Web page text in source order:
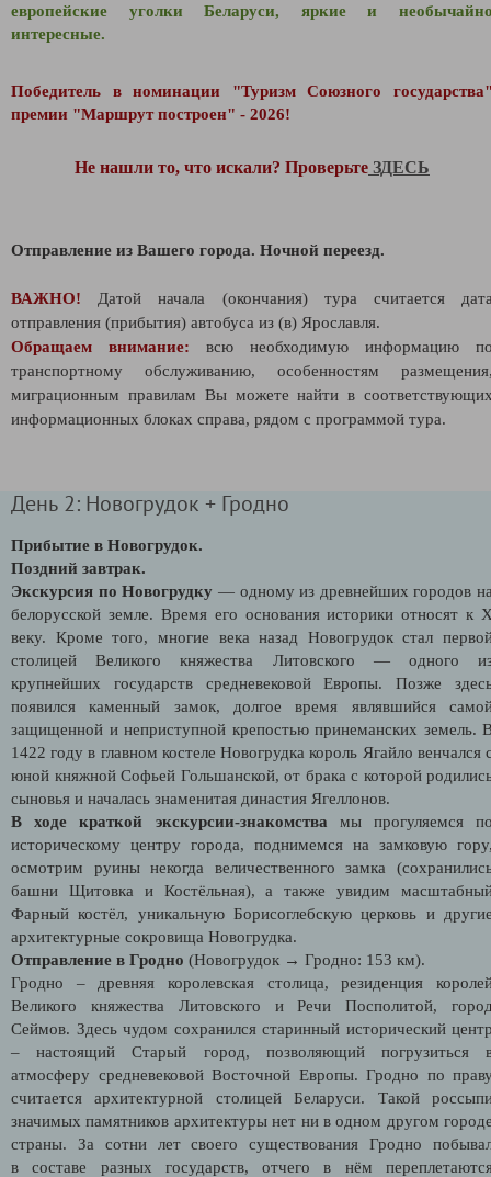
европейские уголки Беларуси, яркие и
интересные.
Победитель в номинации "Туризм Союзного
премии "Маршрут построен" - 2026!
Не нашли то, что искали? Проверьте ЗДЕСЬ
Отправление из Вашего города. Ночной переезд.
ВАЖНО! Датой начала (окончания) тура считается
отправления (прибытия) автобуса из (в) Ярославля.
Обращаем внимание: всю необходимую информацию
транспортному обслуживанию, особенностям
миграционным правилам Вы можете найти в
информационных блоках справа, рядом с программой тура.
День 2: Новогрудок + Гродно
Прибытие в Новогрудок.
Поздний завтрак.
Экскурсия по Новогрудку — одному из древнейших городов
белорусской земле. Время его основания историки относят к
веку. Кроме того, многие века назад Новогрудок стал
столицей Великого княжества Литовского — одного
крупнейших государств средневековой Европы. Позже
появился каменный замок, долгое время являвшийся
защищенной и неприступной крепостью принеманских земель.
1422 году в главном костеле Новогрудка король Ягайло венчался
юной княжной Софьей Гольшанской, от брака с которой
сыновья и началась знаменитая династия Ягеллонов.
В ходе краткой экскурсии-знакомства мы прогуляемся
историческому центру города, поднимемся на замковую
осмотрим руины некогда величественного замка
башни Щитовка и Костёльная), а также увидим
Фарный костёл, уникальную Борисоглебскую церковь и
архитектурные сокровища Новогрудка.
Отправление в Гродно (Новогрудок → Гродно: 153 км).
Гродно – древняя королевская столица, резиденция
Великого княжества Литовского и Речи Посполитой,
Сеймов. Здесь чудом сохранился старинный исторический
– настоящий Старый город, позволяющий погрузиться
атмосферу средневековой Восточной Европы. Гродно по
считается архитектурной столицей Беларуси. Такой
значимых памятников архитектуры нет ни в одном другом
страны. За сотни лет своего существования Гродно
в составе разных государств, отчего в нём